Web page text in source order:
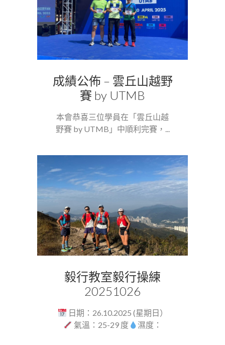
成績公佈 – 雲丘山越野
賽 by UTMB
本會恭喜三位學員在「雲丘山越
野賽 by UTMB」中順利完賽，...
毅行教室毅行操練
20251026
日期：26.10.2025 (星期日）
氣溫：25-29 度
濕度：